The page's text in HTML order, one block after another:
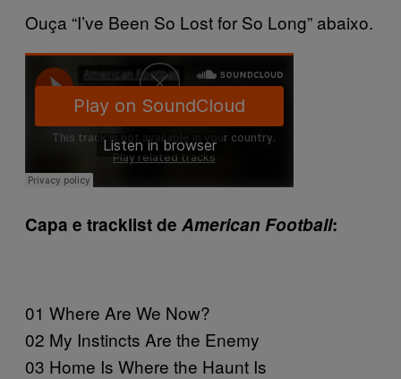
Ouça “I’ve Been So Lost for So Long” abaixo.
Capa e tracklist de American Football:
01 Where Are We Now?
02 My Instincts Are the Enemy
03 Home Is Where the Haunt Is